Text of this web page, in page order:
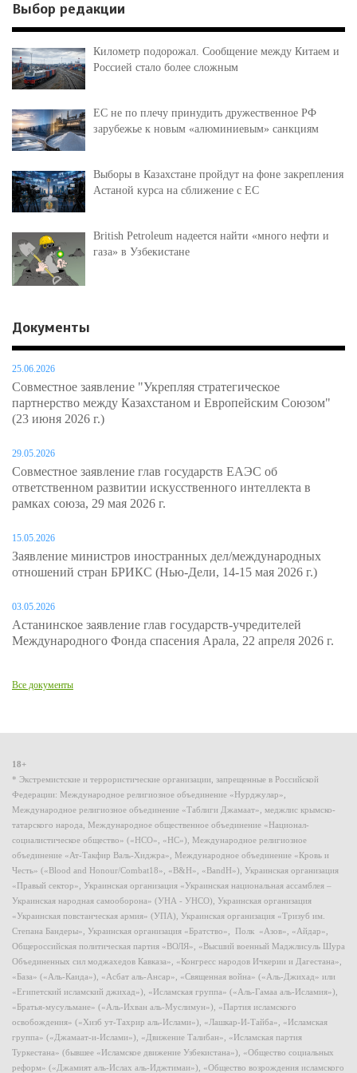
Выбор редакции
Километр подорожал. Сообщение между Китаем и
Россией стало более сложным
ЕС не по плечу принудить дружественное РФ
зарубежье к новым «алюминиевым» санкциям
Выборы в Казахстане пройдут на фоне закрепления
Астаной курса на сближение с ЕС
British Petroleum надеется найти «много нефти и
газа» в Узбекистане
Документы
25.06.2026
Совместное заявление "Укрепляя стратегическое
партнерство между Казахстаном и Европейским Союзом"
(23 июня 2026 г.)
29.05.2026
Совместное заявление глав государств ЕАЭС об
ответственном развитии искусственного интеллекта в
рамках союза, 29 мая 2026 г.
15.05.2026
Заявление министров иностранных дел/международных
отношений стран БРИКС (Нью-Дели, 14-15 мая 2026 г.)
03.05.2026
Астанинское заявление глав государств-учредителей
Международного Фонда спасения Арала, 22 апреля 2026 г.
Все документы
18+
* Экстремистские и террористические организации, запрещенные в Российской
Федерации: Международное религиозное объединение «Нурджулар»,
Международное религиозное объединение «Таблиги Джамаат», меджлис крымско-
татарского народа, Международное общественное объединение «Национал-
социалистическое общество» («НСО», «НС»), Международное религиозное
объединение «Ат-Такфир Валь-Хиджра», Международное объединение «Кровь и
Честь» («Blood and Honour/Combat18», «B&H», «BandH»), Украинская организация
«Правый сектор», Украинская организация «Украинская национальная ассамблея –
Украинская народная самооборона» (УНА - УНСО), Украинская организация
«Украинская повстанческая армия» (УПА), Украинская организация «Тризуб им.
Степана Бандеры», Украинская организация «Братство», Полк «Азов», «Айдар»,
Общероссийская политическая партия «ВОЛЯ», «Высший военный Маджлисуль Шура
Объединенных сил моджахедов Кавказа», «Конгресс народов Ичкерии и Дагестана»,
«База» («Аль-Каида»), «Асбат аль-Ансар», «Священная война» («Аль-Джихад» или
«Египетский исламский джихад»), «Исламская группа» («Аль-Гамаа аль-Исламия»),
«Братья-мусульмане» («Аль-Ихван аль-Муслимун»), «Партия исламского
освобождения» («Хизб ут-Тахрир аль-Ислами»), «Лашкар-И-Тайба», «Исламская
группа» («Джамаат-и-Ислами»), «Движение Талибан», «Исламская партия
Туркестана» (бывшее «Исламское движение Узбекистана»), «Общество социальных
реформ» («Джамият аль-Ислах аль-Иджтимаи»), «Общество возрождения исламского